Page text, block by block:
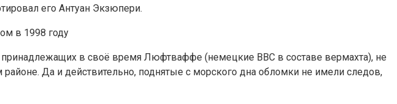
его Антуан Экзюпери.
в 1998 году
принадлежащих в своё время Люфтваффе (немецкие ВВС в составе вермахта), не
Да и действительно, поднятые с морского дна обломки не имели следов,